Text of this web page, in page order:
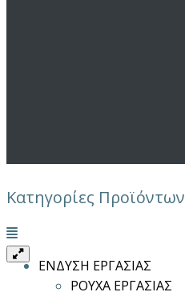
Κατηγορίες Προϊόντων
Μενού
ΕΝΔΥΣΗ ΕΡΓΑΣΙΑΣ
ΡΟΥΧΑ ΕΡΓΑΣΙΑΣ